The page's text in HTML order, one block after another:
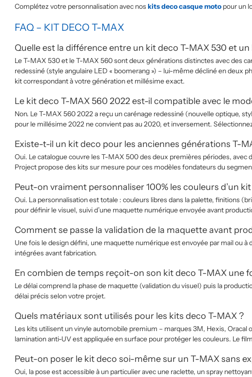
Complétez votre personnalisation avec noskits deco casque motopour un
FAQ – KIT DECO T-MAX
Quelle est la différence entre un kit deco T-MAX 530 et
Le T-MAX 530 et le T-MAX 560 sont deux générations distinctes avec des
redessiné (style angulaire LED « boomerang ») – lui-même décliné en deux
kit correspondant à votre génération et millésime exact.
Le kit deco T-MAX 560 2022 est-il compatible avec le
Non. Le T-MAX 560 2022 a reçu un carénage redessiné (nouvelle optique,
pour le millésime 2022 ne convient pas au 2020, et inversement.
Existe-t-il un kit deco pour les anciennes générations T-
Oui. Le catalogue couvre les T-MAX 500 des deux premières périodes,
Project propose des kits sur mesure pour ces modèles fondateurs du
Peut-on vraiment personnaliser 100% les couleurs d’un
Oui. La personnalisation est totale : couleurs libres dans la palette, finitions
pour définir le visuel, suivi d’une maquette numérique envoyée avant
Comment se passe la validation de la maquette avant
Une fois le design défini, une maquette numérique est envoyée par mail ou
intégrées avant fabrication.
En combien de temps reçoit-on son kit deco T-MAX une
Le délai comprend la phase de maquette (validation du visuel) puis la
délai précis selon votre projet.
Quels matériaux sont utilisés pour les kits deco T-MAX ?
Les kits utilisent un vinyle automobile premium – marques 3M, Hexis,
lamination anti-UV est appliquée en surface pour protéger les couleurs. Le
Peut-on poser le kit deco soi-même sur un T-MAX sans
Oui, la pose est accessible à un particulier avec une raclette, un spray